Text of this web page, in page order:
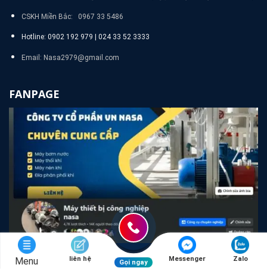
CSKH Miền Bắc: 0967 33 5486
Hotline: 0902 192 979 | 024 33 52 3333
Email: Nasa2979@gmail.com
FANPAGE
Menu liên hệ Gọi ngay Messenger Zalo